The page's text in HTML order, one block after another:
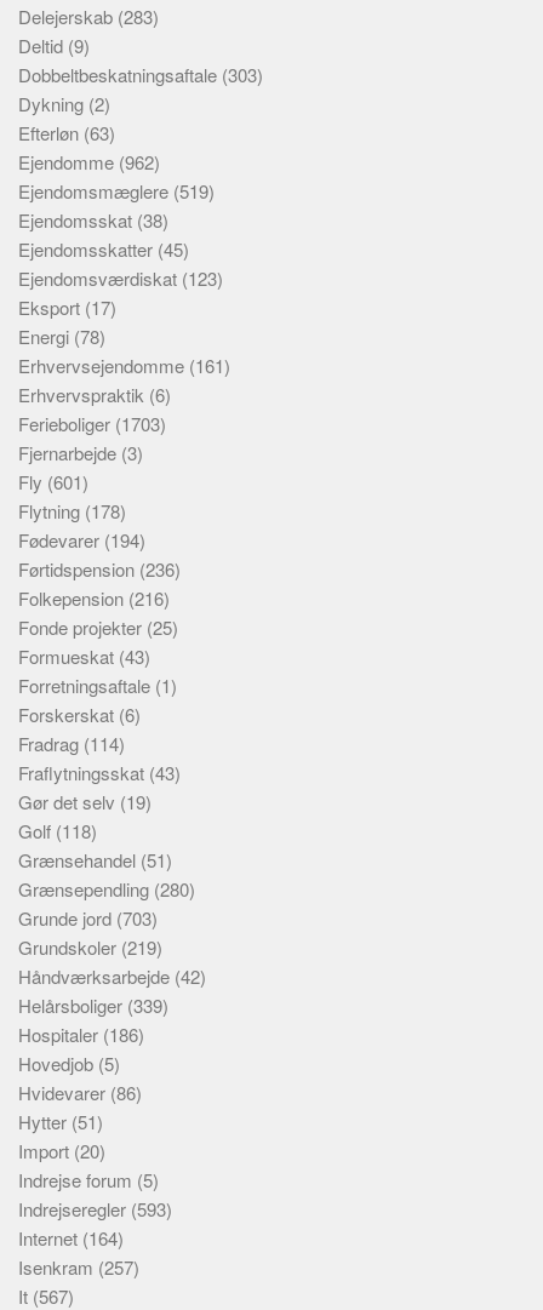
Delejerskab (283)
Deltid (9)
Dobbeltbeskatningsaftale (303)
Dykning (2)
Efterløn (63)
Ejendomme (962)
Ejendomsmæglere (519)
Ejendomsskat (38)
Ejendomsskatter (45)
Ejendomsværdiskat (123)
Eksport (17)
Energi (78)
Erhvervsejendomme (161)
Erhvervspraktik (6)
Ferieboliger (1703)
Fjernarbejde (3)
Fly (601)
Flytning (178)
Fødevarer (194)
Førtidspension (236)
Folkepension (216)
Fonde projekter (25)
Formueskat (43)
Forretningsaftale (1)
Forskerskat (6)
Fradrag (114)
Fraflytningsskat (43)
Gør det selv (19)
Golf (118)
Grænsehandel (51)
Grænsependling (280)
Grunde jord (703)
Grundskoler (219)
Håndværksarbejde (42)
Helårsboliger (339)
Hospitaler (186)
Hovedjob (5)
Hvidevarer (86)
Hytter (51)
Import (20)
Indrejse forum (5)
Indrejseregler (593)
Internet (164)
Isenkram (257)
It (567)